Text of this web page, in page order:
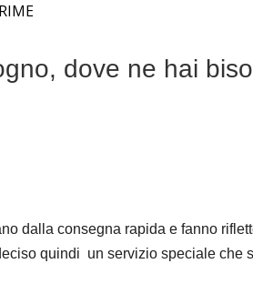
dove ne hai
dalla consegna rapida e fanno
quindi un servizio speciale che